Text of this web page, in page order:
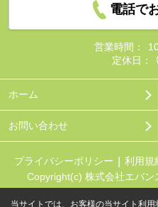
電話で
営業時間：
定休日：
ホーム
お問い合わせ
プライバシーポリシー 利用規
Copyright(c) 株式会社エバン
当サイトでは、お客様の当サイト利